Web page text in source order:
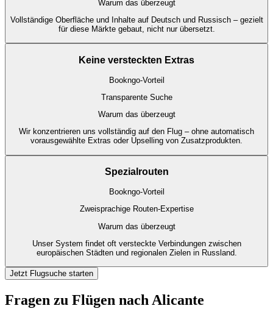
Warum das überzeugt
Vollständige Oberfläche und Inhalte auf Deutsch und Russisch – gezielt
für diese Märkte gebaut, nicht nur übersetzt.
Keine versteckten Extras
Bookngo-Vorteil
Transparente Suche
Warum das überzeugt
Wir konzentrieren uns vollständig auf den Flug – ohne automatisch
vorausgewählte Extras oder Upselling von Zusatzprodukten.
Spezialrouten
Bookngo-Vorteil
Zweisprachige Routen-Expertise
Warum das überzeugt
Unser System findet oft versteckte Verbindungen zwischen
europäischen Städten und regionalen Zielen in Russland.
Jetzt Flugsuche starten
Fragen zu Flügen nach Alicante